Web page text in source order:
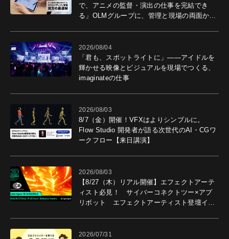
で、アニメの監督・演出の仕事を完結でき
る」OLMグループに、管理と現場の両面から
2026/08/04
「君も、スポットライトに」――アイドルを
輝かせる映像とビジュアルを現場でつくる、
imaginateの仕事
2026/08/03
8/7（金）開催！VFXはよりシンプルに。
Flow Studio 開発者が語る次世代のAI・CGワ
ークフロー【来日講演】
2026/08/03
【8/27（木）リアル開催】エフェクトアーテ
ィスト必見！ サイバーコネクトツー×アプ
リボット エフェクトアーティスト登壇イベ
2026/07/31